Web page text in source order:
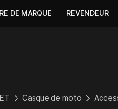
DE MARQUE REVENDEUR
Casque de moto